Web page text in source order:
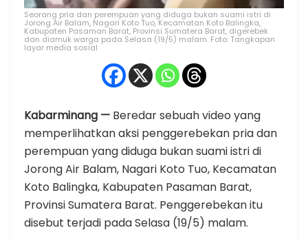
Seorang pria dan perempuan yang diduga bukan suami istri di
Jorong Air Balam, Nagari Koto Tuo, Kecamatan Koto Balingka,
Kabupaten Pasaman Barat, Provinsi Sumatera Barat, digerebek
dan diamuk warga pada Selasa (19/5) malam. Foto: Tangkapan
layar media sosial
Kabarminang — Beredar sebuah video yang
memperlihatkan aksi penggerebekan pria dan
perempuan yang diduga bukan suami istri di
Jorong Air Balam, Nagari Koto Tuo, Kecamatan
Koto Balingka, Kabupaten Pasaman Barat,
Provinsi Sumatera Barat. Penggerebekan itu
disebut terjadi pada Selasa (19/5) malam.